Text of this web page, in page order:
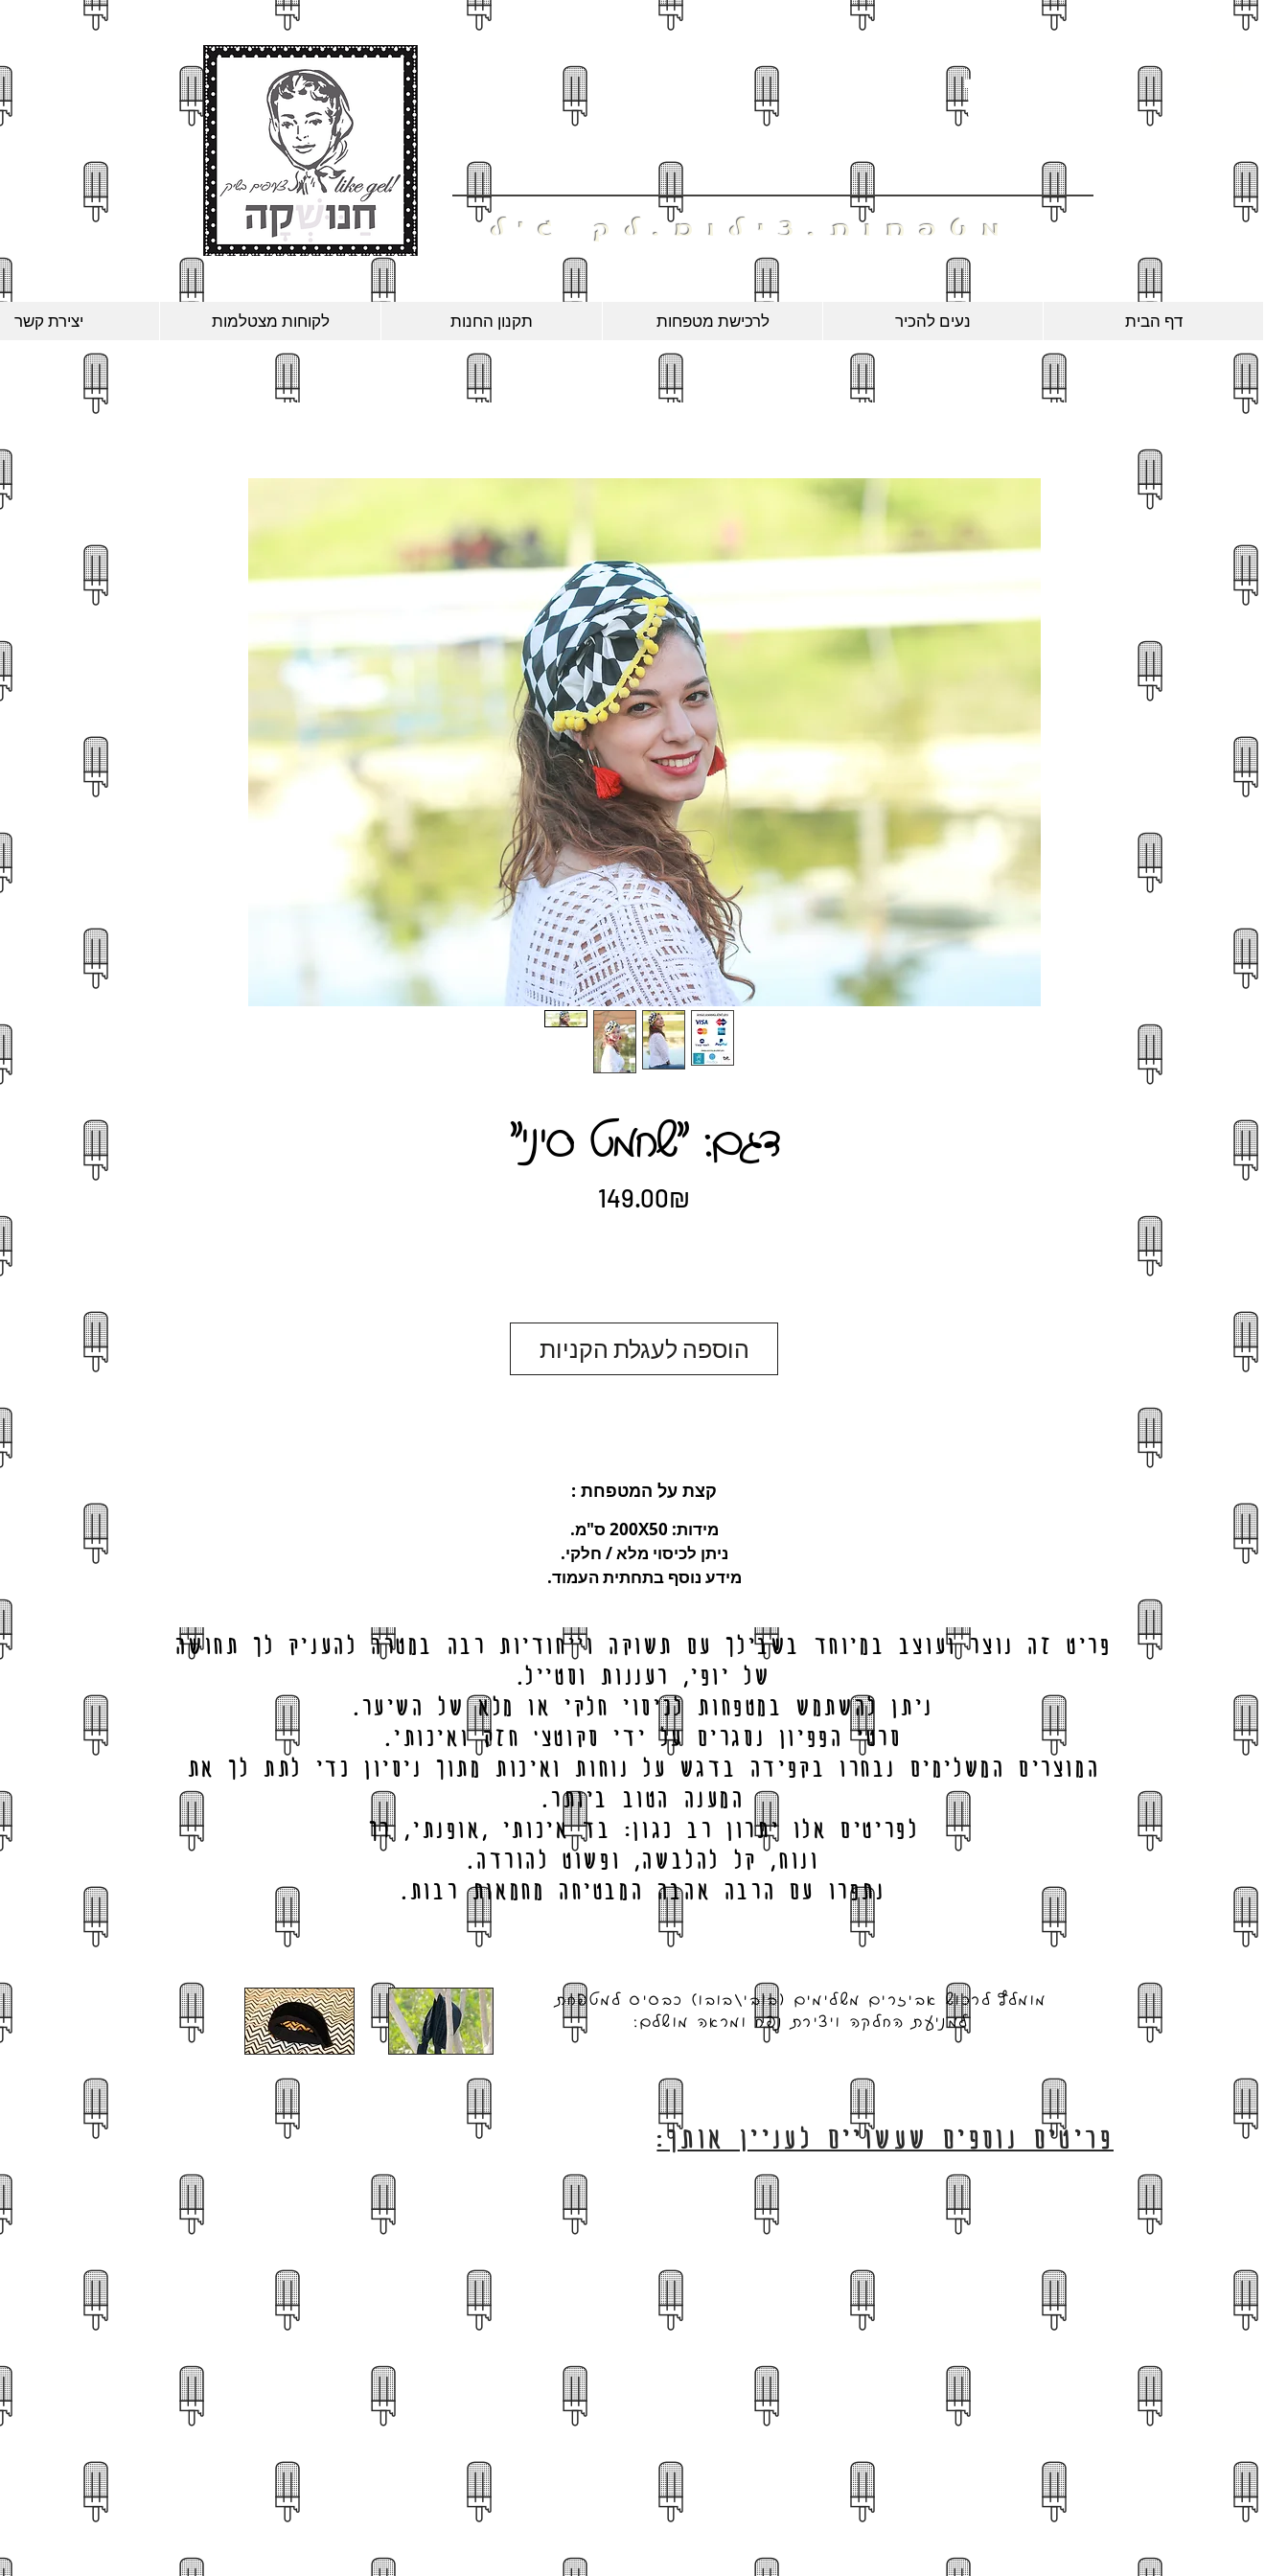
חָנוּשְׁקָה
מטפחות.צילום.לק ג'ל
יצירת קשר לקוחות מצטלמות תקנון החנות לרכישת מטפחות נעים להכיר דף הבית
"דגם: "שחמט סיני
‏149.00 ‏₪
הוספה לעגלת הקניות
: קצת על המטפחת
מידות: 200X50 ס"מ.
ניתן לכיסוי מלא / חלקי.
מידע נוסף בתחתית העמוד.
פריט זה נוצר ועוצב במיוחד בשבילך עם תשוקה וייחודיות רבה במטרה להעניק לך תחושה
של יופי, רעננות וסטייל.
ניתן להשתמש במטפחות לכיסוי חלקי או מלא של השיער.
סרטי הפפיון נסגרים על ידי סקוטצ' חזק ואיכותי.
המוצרים המשלימים נבחרו בקפידה בדגש על נוחות ואיכות מתוך ניסיון כדי לתת לך את
המענה הטוב ביותר.
לפריטים אלו יתרון רב כגון: בד איכותי ,אופנתי, רך
.ונוח, קל להלבשה, ופשוט להורדה
.נתפרו עם הרבה אהבה המבטיחה מחמאות רבות
מומלץ לרכוש אביזרים משלימים (בובי/בובו) כבסיס למטפחת
למניעת החלקה ויצירת נפח ומראה מושלם:
פריטים נוספים שעשויים לעניין אותך: